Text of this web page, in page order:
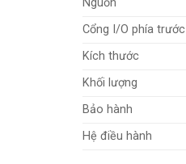
Nguồn
Cổng I/O phía trước
Kích thước
Khối lượng
Bảo hành
Hệ điều hành